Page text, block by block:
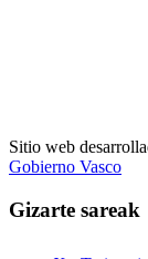
Sitio web
Gobierno Vasco
Gizarte sareak